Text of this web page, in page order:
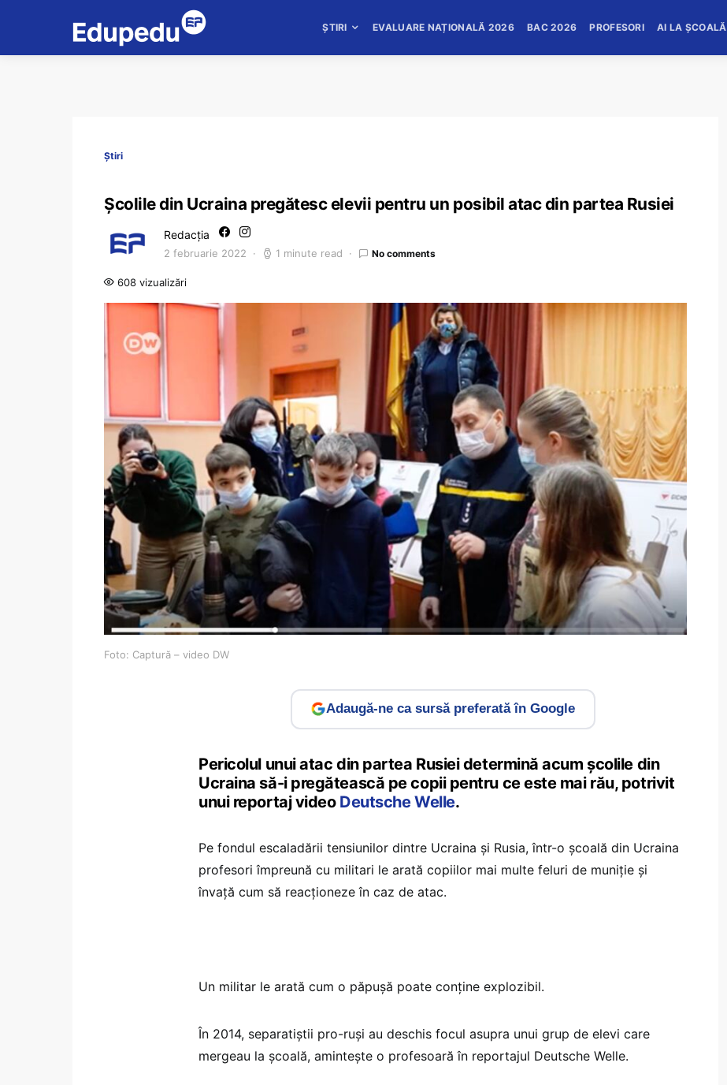
ȘTIRI EVALUARE NAȚIONALĂ 2026 BAC 2026 PROFESORI AI LA ȘCOALĂ
Știri
Școlile din Ucraina pregătesc elevii pentru un posibil atac din partea Rusiei
Redacția
2 februarie 2022 1 minute read No comments
608 vizualizări
Foto: Captură – video DW
Adaugă-ne ca sursă preferată în Google
Pericolul unui atac din partea Rusiei determină acum școlile din
Ucraina să-i pregătească pe copii pentru ce este mai rău, potrivit
unui reportaj video Deutsche Welle.
Pe fondul escaladării tensiunilor dintre Ucraina și Rusia, într-o școală din Ucraina
profesori împreună cu militari le arată copiilor mai multe feluri de muniție și
învață cum să reacționeze în caz de atac.
Un militar le arată cum o păpușă poate conține explozibil.
În 2014, separatiștii pro-ruși au deschis focul asupra unui grup de elevi care
mergeau la școală, amintește o profesoară în reportajul Deutsche Welle.